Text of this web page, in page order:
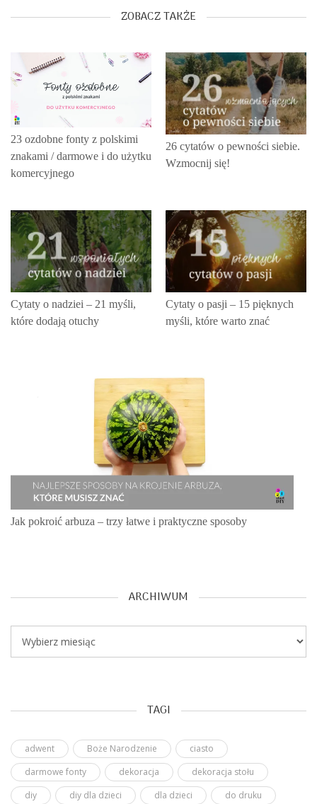
ZOBACZ TAKŻE
23 ozdobne fonty z polskimi
znakami / darmowe i do użytku
komercyjnego
26 cytatów o pewności siebie.
Wzmocnij się!
Cytaty o nadziei – 21 myśli,
które dodają otuchy
Cytaty o pasji – 15 pięknych
myśli, które warto znać
Jak pokroić arbuza – trzy łatwe i praktyczne sposoby
ARCHIWUM
TAGI
adwent Boże Narodzenie
ciasto
darmowe fonty
dekoracja
dekoracja stołu
diy
diy dla dzieci dla dzieci do druku